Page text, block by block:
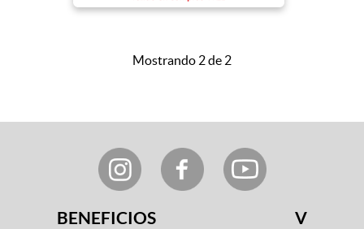
Mostrando 2 de 2
BENEFICIOS V